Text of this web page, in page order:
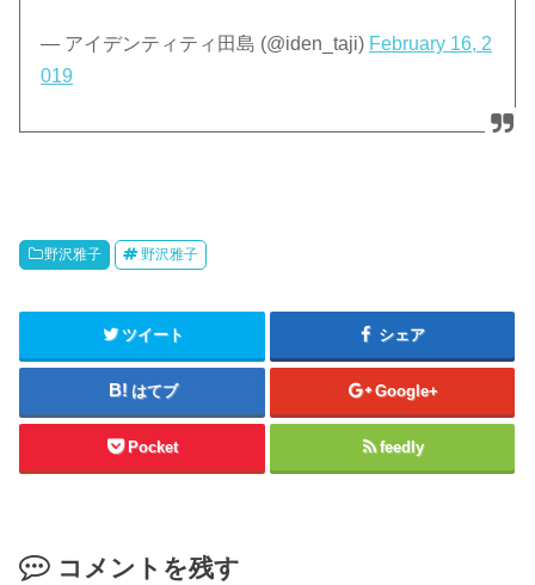
— アイデンティティ田島 (@iden_taji) February 16, 2
019
野沢雅子 野沢雅子
ツイート シェア
はてブ Google+
Pocket feedly
コメントを残す